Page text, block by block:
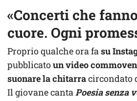
«Concerti che
cuore. Ogni
Proprio qualche ora fasu
pubblicatoun video
suonare la chitarracircondato
Il giovane cantaPoesia senza